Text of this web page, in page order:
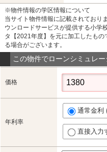
※物件情報の学区情報について
当サイト物件情報に記載されており
ウンロードサービスが提供する小学
タ【2021年度】を元に加工したも
る場合がございます。
この物件でローンシミュレ
価格
年利率
通常金利
直接入力